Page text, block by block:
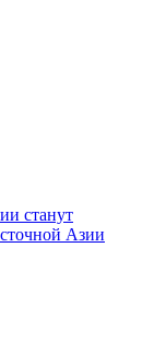
станут
Азии